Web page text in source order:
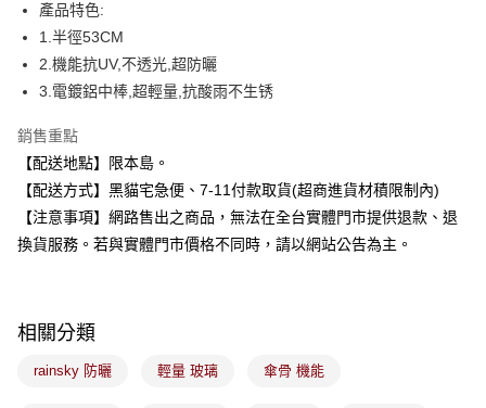
悠遊付
Google Pay
【大哥付你分期使用說明】
1.本服務由台灣大哥大提供，台灣大哥大用戶可立即使用無須另外申請。
2.付款方式選擇「大哥付你分期」，訂單成立後會自動跳轉到大哥付的交易
4.訂單成立30分鐘內，如未前往確認交易或遇審核未通過，訂單將自動取
消。如遇「轉專審核」未通過狀況，表示未達大哥付你分期系統評分，恕無
【繳款方式說明】
ATM付款
每筆NT$100，滿NT$899(含以上)免運費
付款後全家取貨
產品特色:
1.半徑53CM
2.機能抗UV,不透光,超防曬
3.電鍍鋁中棒,超輕量,抗酸雨不生锈
銷售重點
【配送地點】限本島。
【配送方式】黑貓宅急便、7-11付款取貨(超商進貨材積限制內)
【注意事項】網路售出之商品，無法在全台實體門市提供退款、退
換貨服務。若與實體門市價格不同時，請以網站公告為主。
相關分類
rainsky 防曬 輕量 玻璃 傘骨 機能